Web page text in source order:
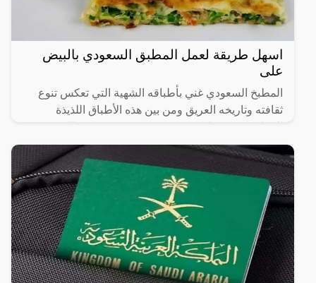
اسهل طريقة لعمل المطبق السعودي بالبيض
على
المطبخ السعودي غني بأطباقه الشهية التي تعكس تنوع
ثقافته وتاريخه العريق ومن بين هذه الأطباق اللذيذة
واللحم المفروم